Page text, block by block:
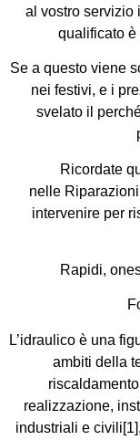
al vostro servizio
qualificato è
Se a questo viene
nei festivi, e i
svelato il
Ricordate
nelle
intervenire per
Rapidi,
L’idraulico è una
ambiti della
riscaldamento
realizzazione,
industriali e civili[1]